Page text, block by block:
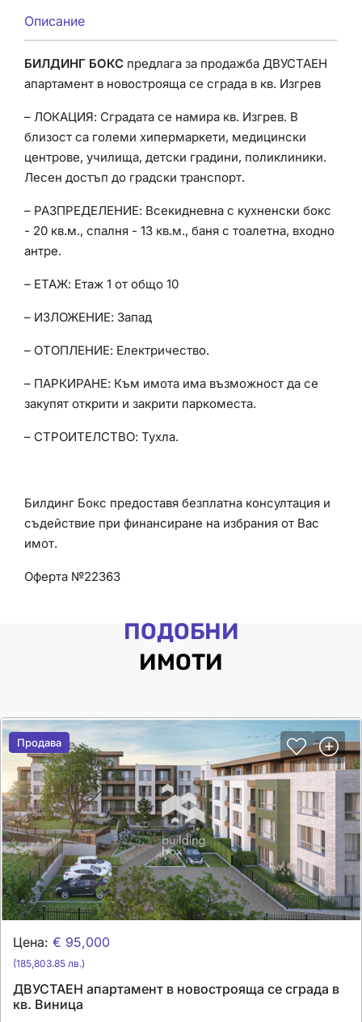
Описание
БИЛДИНГ БОКС предлага за продажба ДВУСТАЕН
апартамент в новострояща се сграда в кв. Изгрев
– ЛОКАЦИЯ: Сградата се намира кв. Изгрев. В
близост са големи хипермаркети, медицински
центрове, училища, детски градини, поликлиники.
Лесен достъп до градски транспорт.
– РАЗПРЕДЕЛЕНИЕ: Всекидневна с кухненски бокс
- 20 кв.м., спалня - 13 кв.м., баня с тоалетна, входно
антре.
– ЕТАЖ: Етаж 1 от общо 10
– ИЗЛОЖЕНИЕ: Запад
– ОТОПЛЕНИЕ: Електричество.
– ПАРКИРАНЕ: Към имота има възможност да се
закупят открити и закрити паркоместа.
– СТРОИТЕЛСТВО: Тухла.
Билдинг Бокс предоставя безплатна консултация и
съдействие при финансиране на избрания от Вас
имот.
Оферта №22363
ПОДОБНИ
ИМОТИ
Продава
Продава
Цена: € 95,000
(185,803.85 лв.)
ДВУСТАЕН апартамент в новострояща се сграда в
кв. Виница